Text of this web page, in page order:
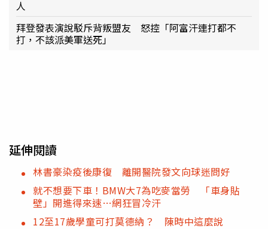
人
拜登發表演說駁斥背叛盟友 怒控「阿富汗連打都不
打，不該派美軍送死」
延伸閱讀
林書豪染疫後康復 離開醫院發文向球迷問好
就不想要下車！BMW大7為吃麥當勞 「車身貼
壁」開進得來速…網狂冒冷汗
12至17歲學童可打莫德納？ 陳時中這麼說